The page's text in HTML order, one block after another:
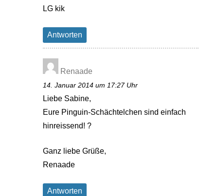
LG kik
Antworten
Renaade
14. Januar 2014 um 17:27 Uhr
Liebe Sabine,
Eure Pinguin-Schächtelchen sind einfach
hinreissend! ?
Ganz liebe Grüße,
Renaade
Antworten